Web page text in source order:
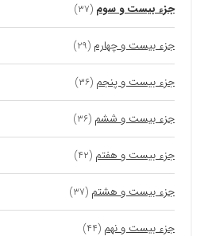
جزء بیست و سوم (۳۷)
جزء بیست و چهارم (۲۹)
جزء بیست و پنجم (۳۶)
جزء بیست و ششم (۳۶)
جزء بیست و هفتم (۴۲)
جزء بیست و هشتم (۳۷)
جزء بیست و نهم (۴۴)